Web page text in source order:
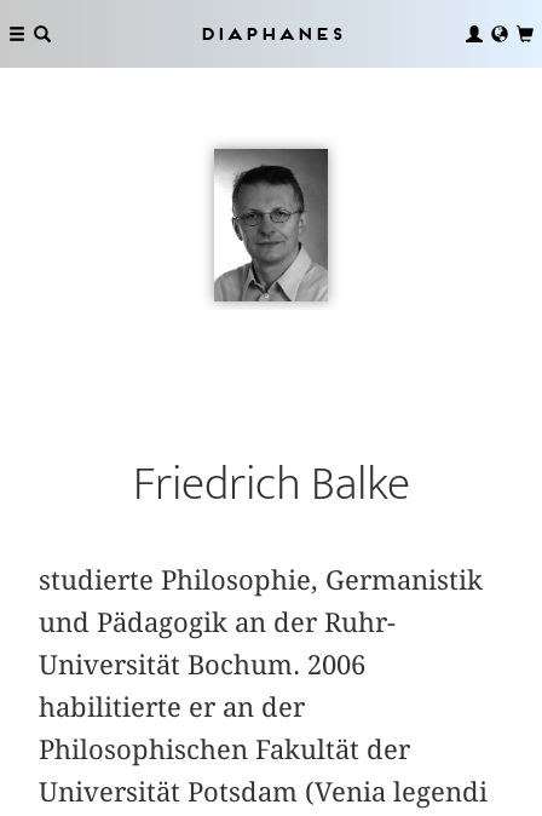
Diaphanes
Friedrich Balke
studierte Philosophie, Germanistik
und Pädagogik an der Ruhr-
Universität Bochum. 2006
habilitierte er an der
Philosophischen Fakultät der
Universität Potsdam (Venia legendi